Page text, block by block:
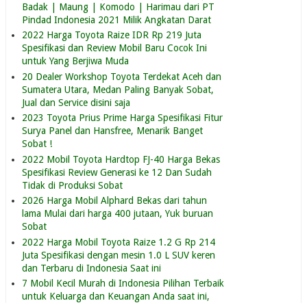
Badak | Maung | Komodo | Harimau dari PT
Pindad Indonesia 2021 Milik Angkatan Darat
2022 Harga Toyota Raize IDR Rp 219 Juta
Spesifikasi dan Review Mobil Baru Cocok Ini
untuk Yang Berjiwa Muda
20 Dealer Workshop Toyota Terdekat Aceh dan
Sumatera Utara, Medan Paling Banyak Sobat,
Jual dan Service disini saja
2023 Toyota Prius Prime Harga Spesifikasi Fitur
Surya Panel dan Hansfree, Menarik Banget
Sobat !
2022 Mobil Toyota Hardtop FJ-40 Harga Bekas
Spesifikasi Review Generasi ke 12 Dan Sudah
Tidak di Produksi Sobat
2026 Harga Mobil Alphard Bekas dari tahun
lama Mulai dari harga 400 jutaan, Yuk buruan
Sobat
2022 Harga Mobil Toyota Raize 1.2 G Rp 214
Juta Spesifikasi dengan mesin 1.0 L SUV keren
dan Terbaru di Indonesia Saat ini
7 Mobil Kecil Murah di Indonesia Pilihan Terbaik
untuk Keluarga dan Keuangan Anda saat ini,